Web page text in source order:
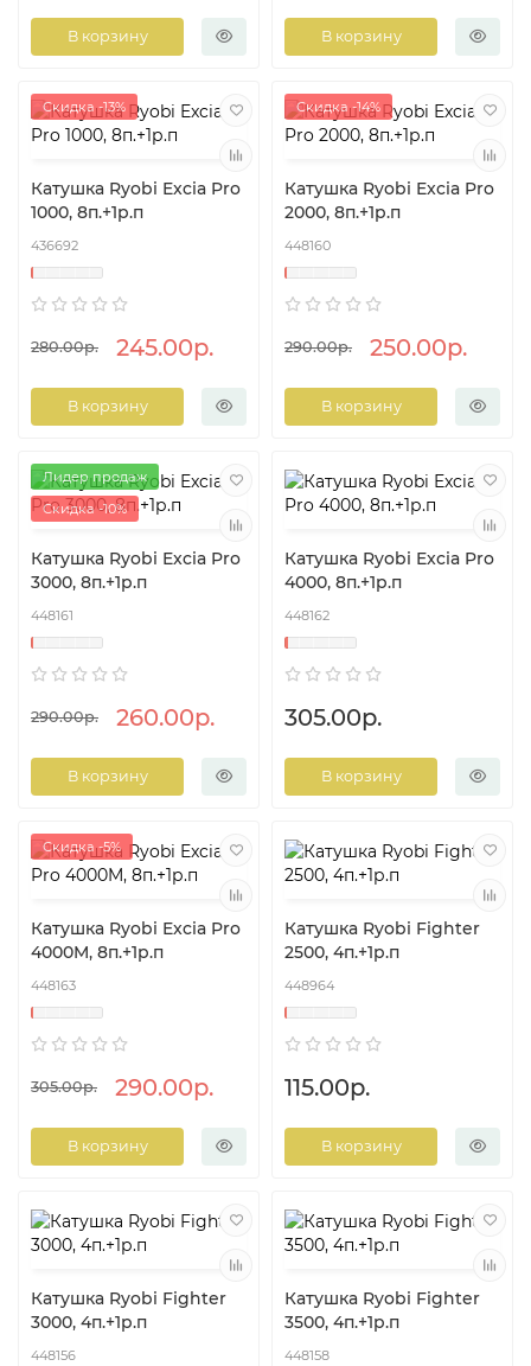
В корзину В корзину
Скидка -13%
Катушка Ryobi Excia Pro
1000, 8п.+1р.п
436692
280.00р. 245.00р.
В корзину
Скидка -14%
Катушка Ryobi Excia Pro
2000, 8п.+1р.п
448160
290.00р. 250.00р.
В корзину
Лидер продаж
Скидка -10%
Катушка Ryobi Excia Pro
3000, 8п.+1р.п
448161
290.00р. 260.00р.
В корзину
Катушка Ryobi Excia Pro
4000, 8п.+1р.п
448162
305.00р.
В корзину
Скидка -5%
Катушка Ryobi Excia Pro
4000M, 8п.+1р.п
448163
305.00р. 290.00р.
В корзину
Катушка Ryobi Fighter
2500, 4п.+1р.п
448964
115.00р.
В корзину
Катушка Ryobi Fighter
3000, 4п.+1р.п
448156
Катушка Ryobi Fighter
3500, 4п.+1р.п
448158